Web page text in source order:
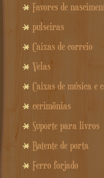
Favores de
pulseiras
Caixas de correio
Velas
Caixas de música e
cerimônias
Suporte para livros
Batente de porta
Ferro forjado